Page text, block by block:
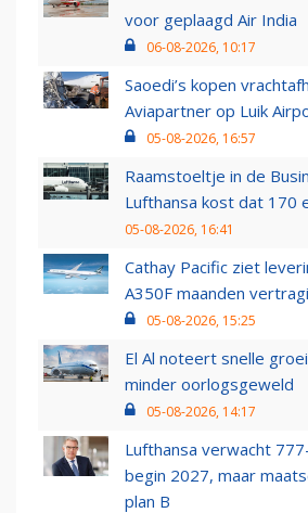
voor geplaagd Air India
06-08-2026, 10:17
Saoedi’s kopen
Aviapartner op Luik
05-08-2026, 16:57
Raamstoeltje in de
Lufthansa kost dat 170
05-08-2026, 16:41
Cathay Pacific ziet
A350F maanden
05-08-2026, 15:25
El Al noteert snelle
minder oorlogsgeweld
05-08-2026, 14:17
Lufthansa verwacht
begin 2027, maar
plan B